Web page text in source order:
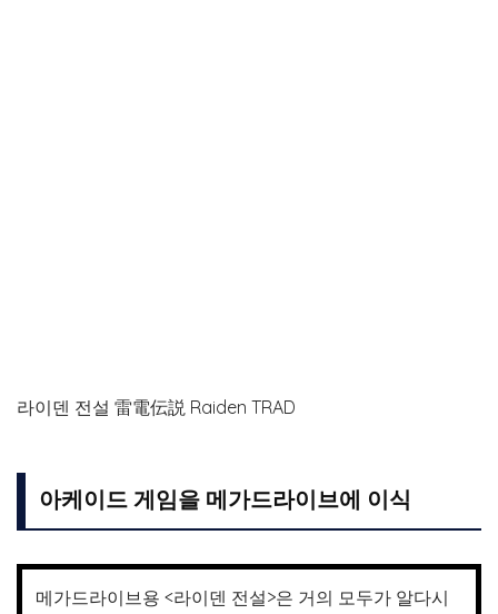
라이덴 전설 雷電伝説 Raiden TRAD
아케이드 게임을 메가드라이브에 이식
메가드라이브용 <라이덴 전설>은 거의 모두가 알다시